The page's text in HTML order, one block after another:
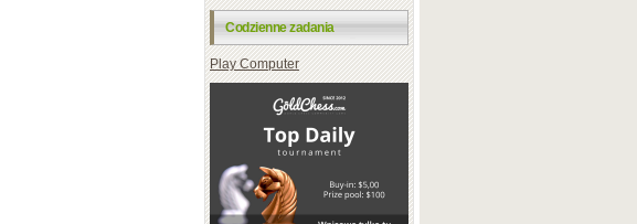
Codzienne zadania
Play Computer